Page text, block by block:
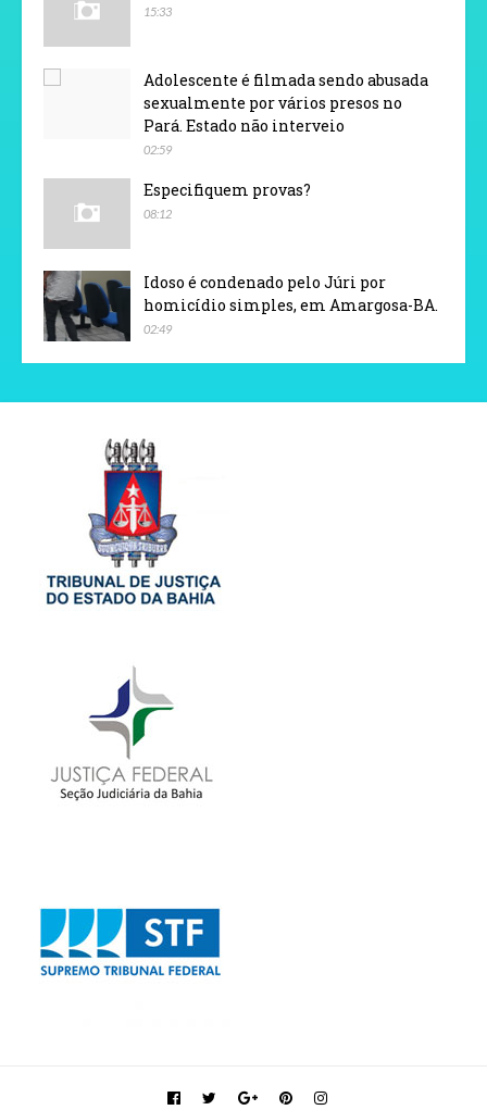
15:33
Adolescente é filmada sendo abusada
sexualmente por vários presos no
Pará. Estado não interveio
02:59
Especifiquem provas?
08:12
Idoso é condenado pelo Júri por
homicídio simples, em Amargosa-BA.
02:49